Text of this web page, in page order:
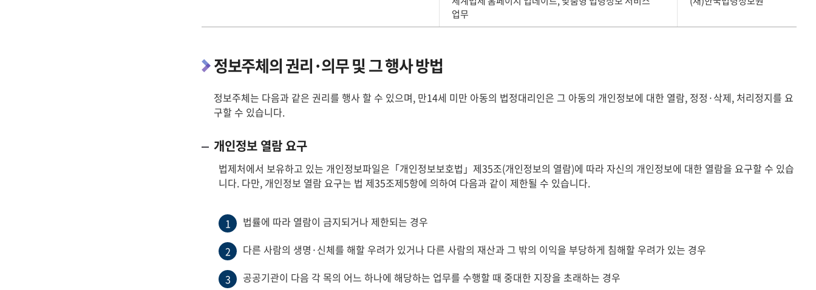
내
수
탁
업무
정보주체의 권리·의무 및 그 행사 방법
정보주체는 다음과 같은 권리를 행사 할 수 있으며, 만14세 미만 아동의 법정대리인은 그 아동의 개인정보에 대한 열람, 정정·삭제, 처리정지를 요
구할 수 있습니다.
개인정보 열람 요구
법제처에서 보유하고 있는 개인정보파일은「개인정보보호법」제35조(개인정보의 열람)에 따라 자신의 개인정보에 대한 열람을 요구할 수 있습
니다. 다만, 개인정보 열람 요구는 법 제35조제5항에 의하여 다음과 같이 제한될 수 있습니다.
1 법률에 따라 열람이 금지되거나 제한되는 경우
2 다른 사람의 생명·신체를 해할 우려가 있거나 다른 사람의 재산과 그 밖의 이익을 부당하게 침해할 우려가 있는 경우
3
공공기관이 다음 각 목의 어느 하나에 해당하는 업무를 수행할 때 중대한 지장을 초래하는 경우